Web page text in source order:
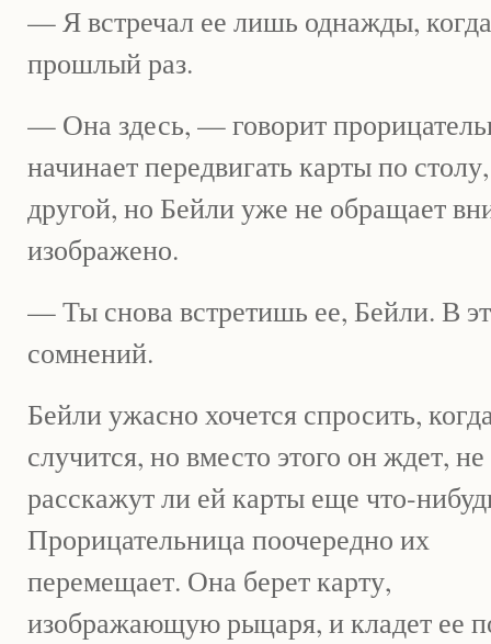
— Я встречал ее лишь однажды,
прошлый раз.
— Она здесь, — говорит
начинает передвигать карты по
другой, но Бейли уже не обращает
изображено.
— Ты снова встретишь ее, Бейли. В
сомнений.
Бейли ужасно хочется спросить,
случится, но вместо этого он ждет, не
расскажут ли ей карты еще что-
Прорицательница поочередно их
перемещает. Она берет карту,
изображающую рыцаря, и кладет ее